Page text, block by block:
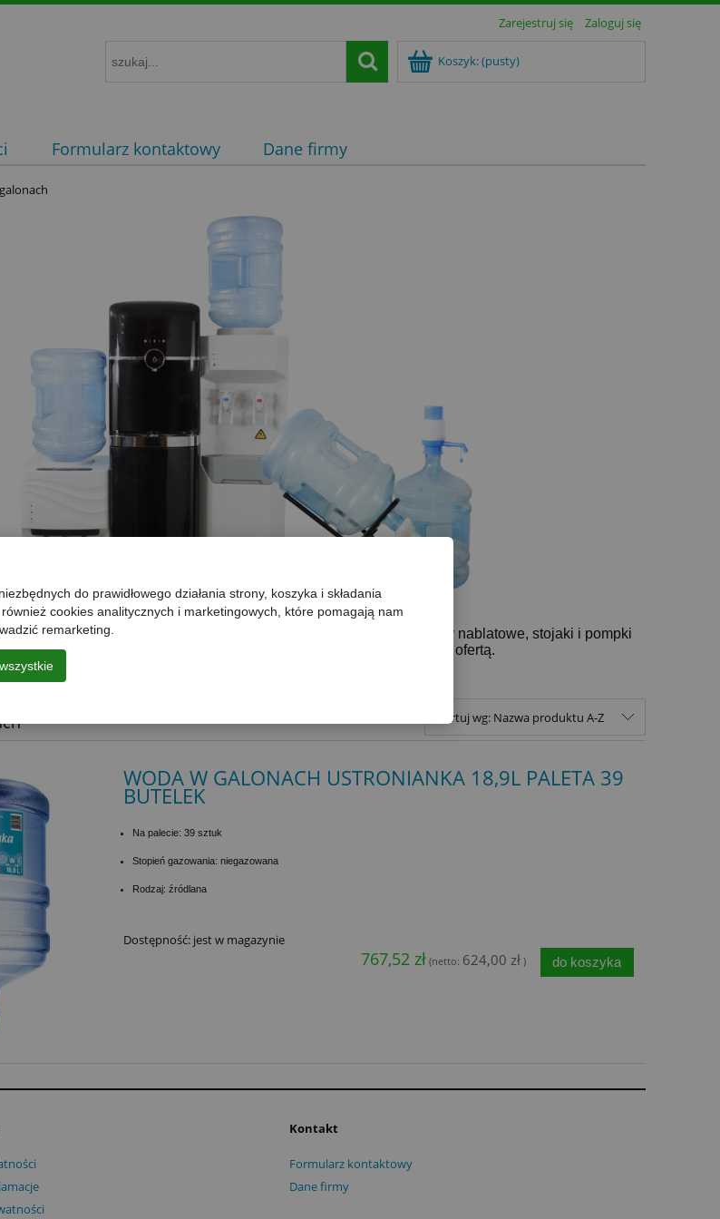
Zarejestruj się Zaloguj się
Koszyk:(pusty)
Formularz kontaktowy Dane firmy
galonach mamy różne urządzenia (dystrybutory stojące, dystrybutory nablatowe, stojaki i pompki
i cały serwis. Zapraszamy do kontaktu w celu zapoznania się z ofertą.
Sortuj wg: Nazwa produktu A-Z
WODA W GALONACH USTRONIANKA 18,9L PALETA 39
BUTELEK
Na palecie: 39 sztuk
Stopień gazowania: niegazowana
Rodzaj: źródlana
Dostępność: jest w magazynie
767,52 zł (netto: 624,00 zł) do koszyka
Kontakt
Formularz kontaktowy
Dane firmy
do prawidłowego działania strony, koszyka i składania
cookies analitycznych i marketingowych, które pomagają nam
remarketing.